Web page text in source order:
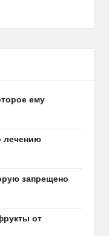
ему
лечению
запрещено
от